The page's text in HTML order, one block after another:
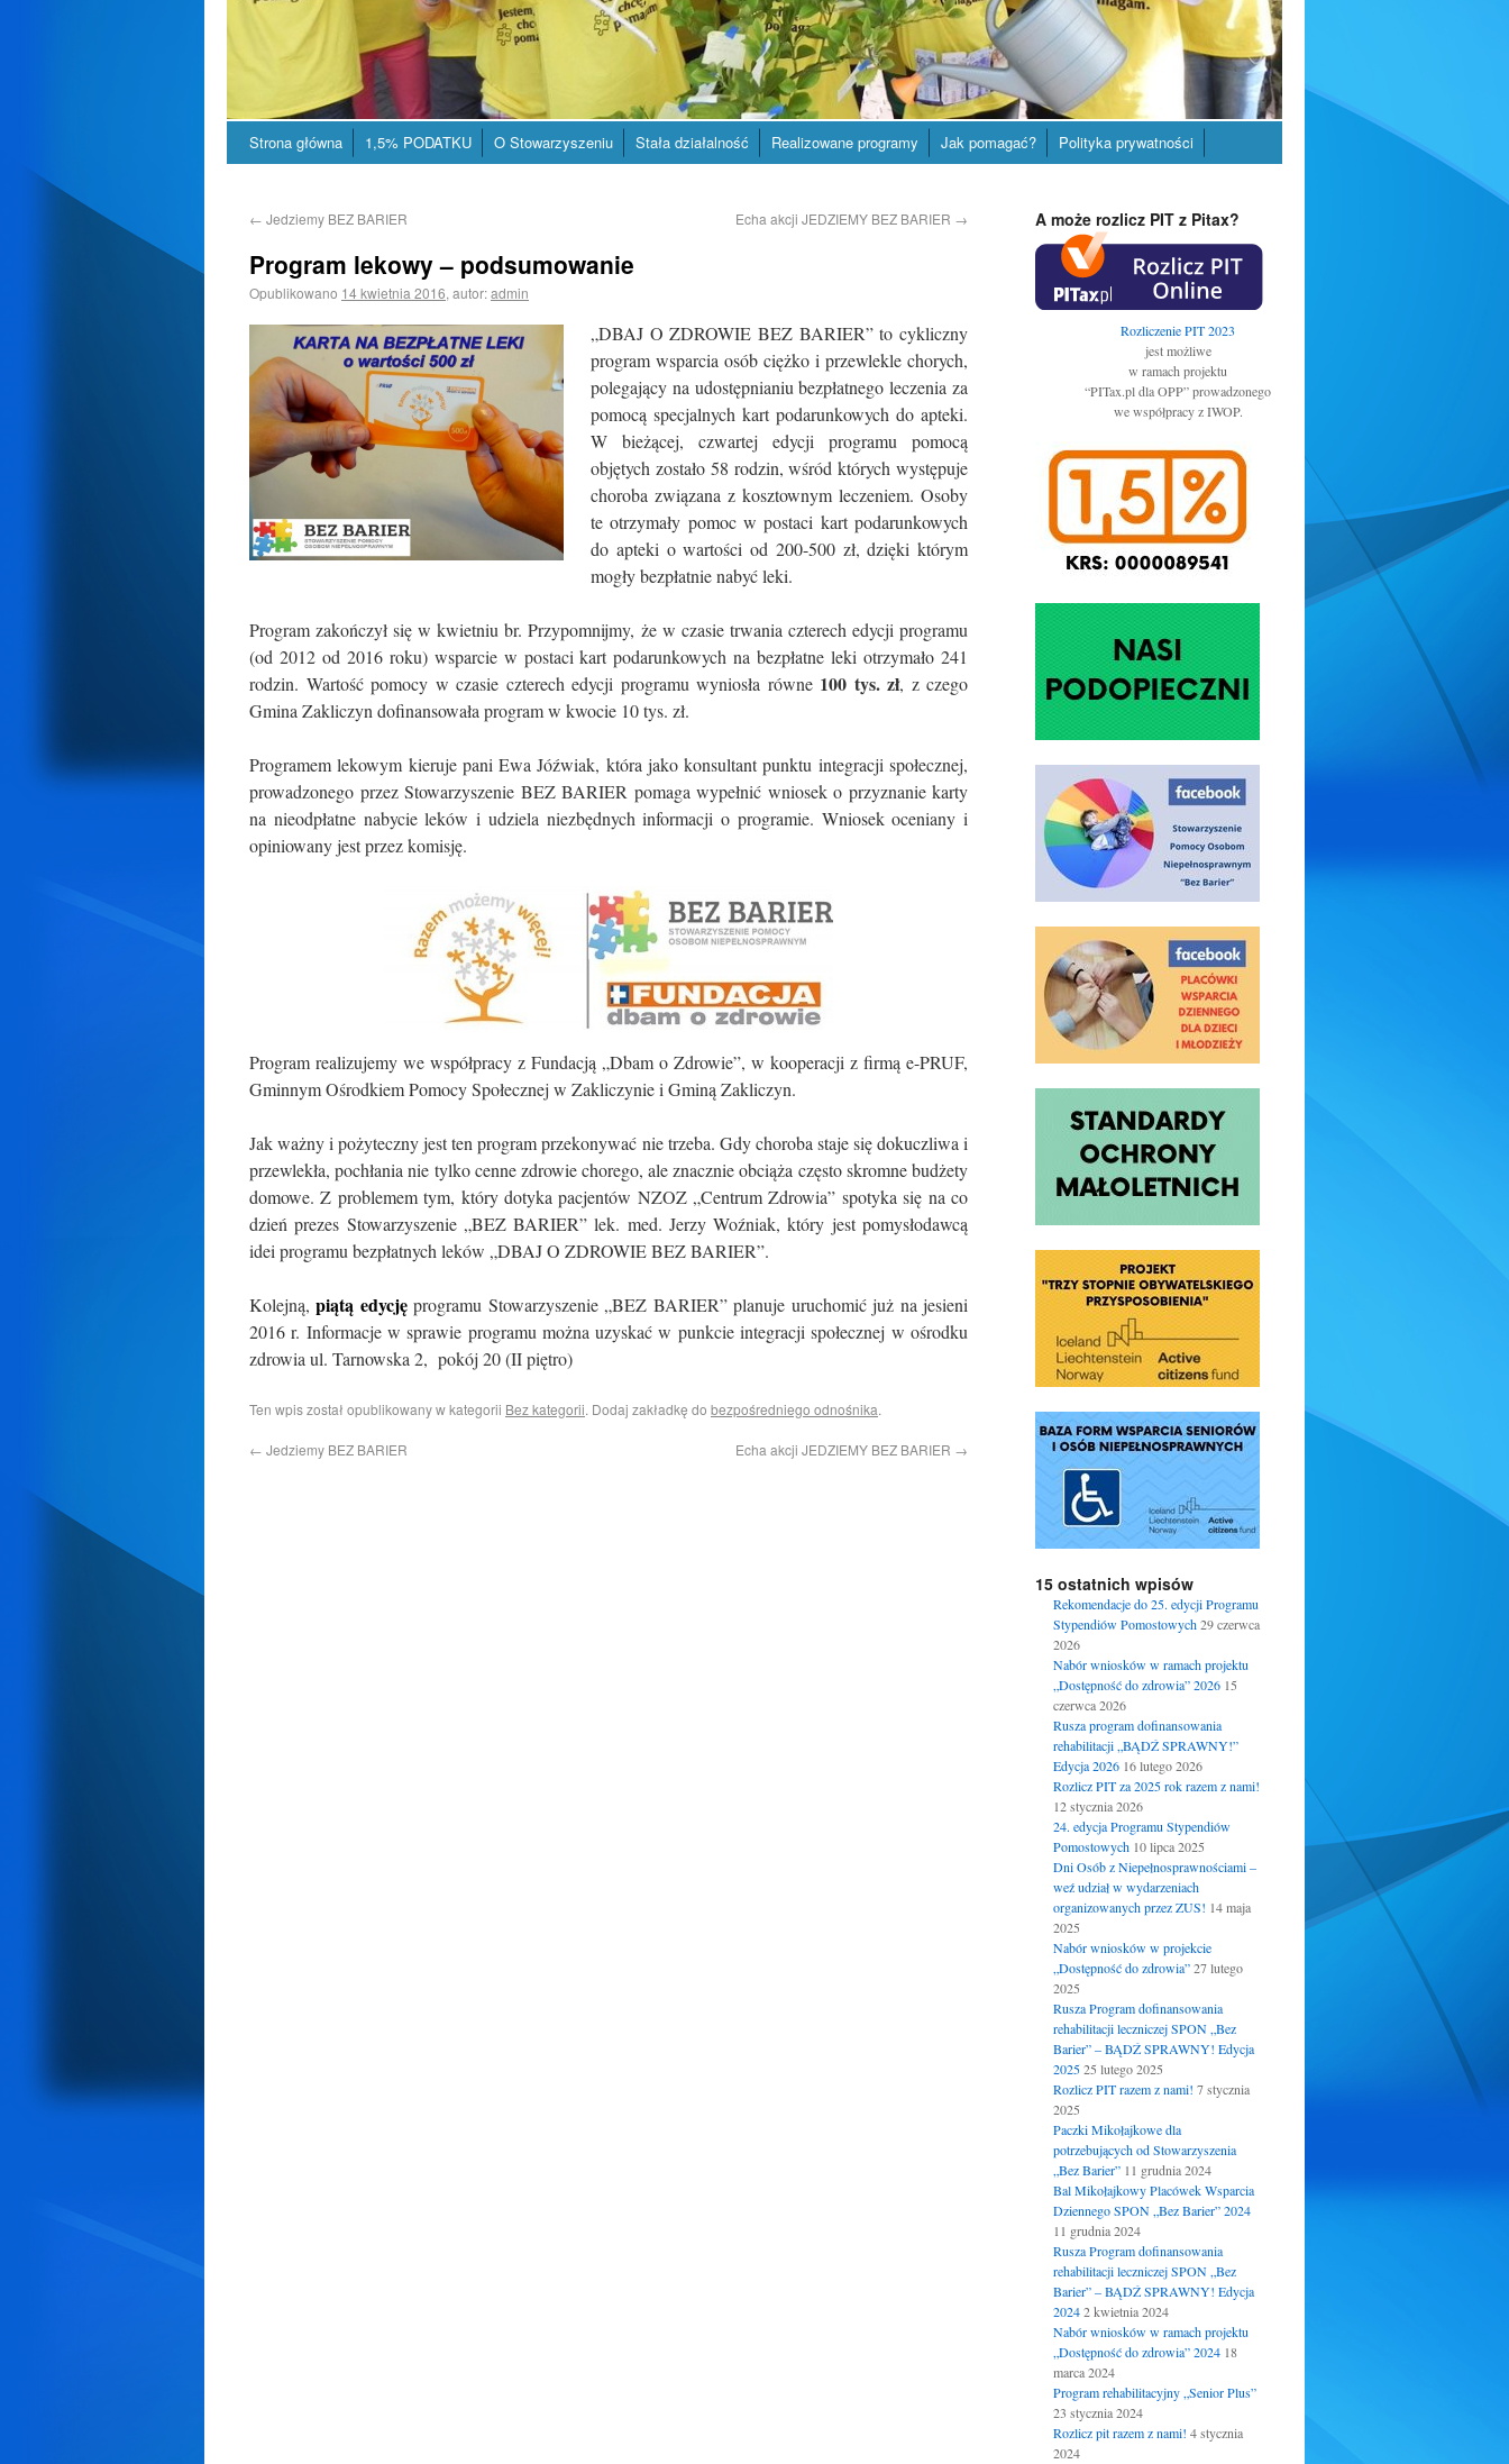
Strona główna 1,5% PODATKU O Stowarzyszeniu Stała działalność Realizowane programy Jak pomagać? Polityka prywatności
← Jedziemy BEZ BARIER Echa akcji JEDZIEMY BEZ BARIER →
Program lekowy – podsumowanie
Opublikowano 14 kwietnia 2016, autor:admin
„DBAJ O ZDROWIE BEZ BARIER” to cykliczny
program wsparcia osób ciężko i przewlekle chorych,
polegający na udostępnianiu bezpłatnego leczenia za
pomocą specjalnych kart podarunkowych do apteki.
W bieżącej, czwartej edycji programu pomocą
objętych zostało 58 rodzin, wśród których występuje
choroba związana z kosztownym leczeniem. Osoby
te otrzymały pomoc w postaci kart podarunkowych
do apteki o wartości od 200-500 zł, dzięki którym
mogły bezpłatnie nabyć leki.
Program zakończył się w kwietniu br. Przypomnijmy, że w czasie trwania czterech edycji programu
(od 2012 od 2016 roku) wsparcie w postaci kart podarunkowych na bezpłatne leki otrzymało 241
rodzin. Wartość pomocy w czasie czterech edycji programu wyniosła równe 100 tys. zł, z czego
Gmina Zakliczyn dofinansowała program w kwocie 10 tys. zł.
Programem lekowym kieruje pani Ewa Jóźwiak, która jako konsultant punktu integracji społecznej,
prowadzonego przez Stowarzyszenie BEZ BARIER pomaga wypełnić wniosek o przyznanie karty
na nieodpłatne nabycie leków i udziela niezbędnych informacji o programie. Wniosek oceniany i
opiniowany jest przez komisję.
Program realizujemy we współpracy z Fundacją „Dbam o Zdrowie”, w kooperacji z firmą e-PRUF,
Gminnym Ośrodkiem Pomocy Społecznej w Zakliczynie i Gminą Zakliczyn.
Jak ważny i pożyteczny jest ten program przekonywać nie trzeba. Gdy choroba staje się dokuczliwa i
przewlekła, pochłania nie tylko cenne zdrowie chorego, ale znacznie obciąża często skromne budżety
domowe. Z problemem tym, który dotyka pacjentów NZOZ „Centrum Zdrowia” spotyka się na co
dzień prezes Stowarzyszenie „BEZ BARIER” lek. med. Jerzy Woźniak, który jest pomysłodawcą
idei programu bezpłatnych leków „DBAJ O ZDROWIE BEZ BARIER”.
Kolejną,piątą edycjęprogramu Stowarzyszenie „BEZ BARIER” planuje uruchomić już na jesieni
2016 r. Informacje w sprawie programu można uzyskać w punkcie integracji społecznej w ośrodku
zdrowia ul. Tarnowska 2, pokój 20 (II piętro)
Ten wpis został opublikowany w kategorii Bez kategorii. Dodaj zakładkę do bezpośredniego odnośnika.
← Jedziemy BEZ BARIER Echa akcji JEDZIEMY BEZ BARIER →
A może rozlicz PIT z Pitax?
Rozliczenie PIT 2023
jest możliwe
w ramach projektu
“PITax.pl dla OPP” prowadzonego
we współpracy z IWOP.
15 ostatnich wpisów
Rekomendacje do 25. edycji Programu
Stypendiów Pomostowych 29 czerwca
2026
Nabór wniosków w ramach projektu
„Dostępność do zdrowia” 2026 15
czerwca 2026
Rusza program dofinansowania
rehabilitacji „BĄDŹ SPRAWNY!”
Edycja 2026 16 lutego 2026
Rozlicz PIT za 2025 rok razem z nami!
12 stycznia 2026
24. edycja Programu Stypendiów
Pomostowych 10 lipca 2025
Dni Osób z Niepełnosprawnościami –
weź udział w wydarzeniach
organizowanych przez ZUS! 14 maja
2025
Nabór wniosków w projekcie
„Dostępność do zdrowia” 27 lutego
2025
Rusza Program dofinansowania
rehabilitacji leczniczej SPON „Bez
Barier” – BĄDŹ SPRAWNY! Edycja
2025 25 lutego 2025
Rozlicz PIT razem z nami! 7 stycznia
2025
Paczki Mikołajkowe dla
potrzebujących od Stowarzyszenia
„Bez Barier” 11 grudnia 2024
Bal Mikołajkowy Placówek Wsparcia
Dziennego SPON „Bez Barier” 2024
11 grudnia 2024
Rusza Program dofinansowania
rehabilitacji leczniczej SPON „Bez
Barier” – BĄDŹ SPRAWNY! Edycja
2024 2 kwietnia 2024
Nabór wniosków w ramach projektu
„Dostępność do zdrowia” 2024 18
marca 2024
Program rehabilitacyjny „Senior Plus”
23 stycznia 2024
Rozlicz pit razem z nami! 4 stycznia
2024